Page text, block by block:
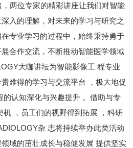
两位专家的精彩讲座让我们对智能
入的理解，对未来的学习与研究之
专业学习的过程中，始终秉持勇于
合作交流，不断推动智能医学领域
大咖讲坛为智能影像工 程专业
难得的学习与交流平台 ，极大地促
的认知深化与兴趣提升 。借助与专
机 ，员工们的视野得到拓展 ，科研
杂 志将持续举办此类活动
域的茁壮成长与稳健发展 提供坚实